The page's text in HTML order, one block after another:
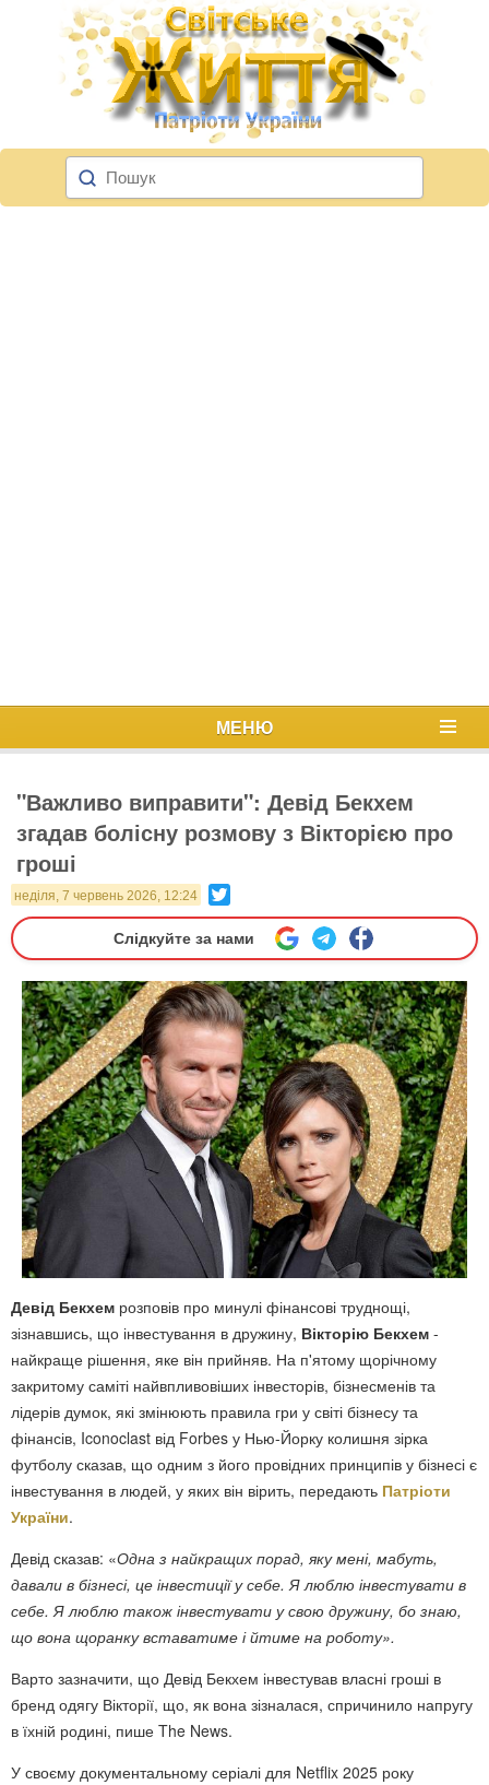
МЕНЮ
"Важливо виправити": Девід Бекхем
згадав болісну розмову з Вікторією про
гроші
неділя, 7 червень 2026, 12:24
Слідкуйте за нами
Девід Бекхем розповів про минулі фінансові труднощі,
зізнавшись, що інвестування в дружину, Вікторію Бекхем -
найкраще рішення, яке він прийняв. На п'ятому щорічному
закритому саміті найвпливовіших інвесторів, бізнесменів та
лідерів думок, які змінюють правила гри у світі бізнесу та
фінансів, Iconoclast від Forbes у Нью-Йорку колишня зірка
футболу сказав, що одним з його провідних принципів у бізнесі є
інвестування в людей, у яких він вірить, передають Патріоти
України.
Девід сказав: «Одна з найкращих порад, яку мені, мабуть,
давали в бізнесі, це інвестиції у себе. Я люблю інвестувати в
себе. Я люблю також інвестувати у свою дружину, бо знаю,
що вона щоранку вставатиме і йтиме на роботу».
Варто зазначити, що Девід Бекхем інвестував власні гроші в
бренд одягу Вікторії, що, як вона зізналася, спричинило напругу
в їхній родині, пише The News.
У своєму документальному серіалі для Netflix 2025 року